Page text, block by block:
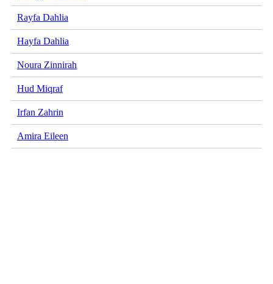
Rayfa Dahlia
Hayfa Dahlia
Noura Zinnirah
Hud Miqraf
Irfan Zahrin
Amira Eileen